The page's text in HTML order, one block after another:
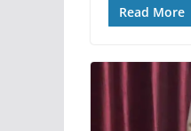
Read More